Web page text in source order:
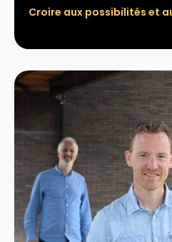
Croire aux possibilités et